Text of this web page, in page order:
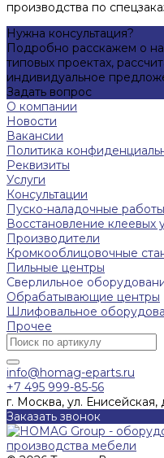
производства по
Нужна консультация?
Подробно расскажем о
типовых проектах,
индивидуальное
Задать вопрос
О компании
Новости
Вакансии
Политика
Реквизиты
Услуги
Консультации
Пуско-наладочные работы
Восстановление клеевых
Производители
Кромкооблицовочные
Пильные центры
Сверлильное
Обрабатывающие центры
Шлифовальное
Прочее
info@homag-eparts.ru
+7 495 999-85-56
г. Москва, ул. Енисейская,
Заказать звонок